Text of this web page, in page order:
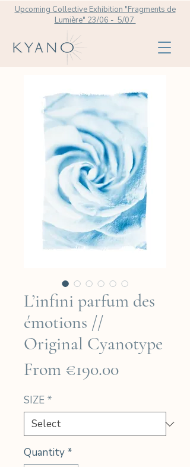
Upcoming Collective Exhibition "Fragments de
Lumière" 23/06 - 5/07
L’infini parfum des
émotions //
Original Cyanotype
From €190.00Sale
SIZE *
Quantity *